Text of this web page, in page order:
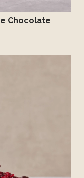
Chocolate